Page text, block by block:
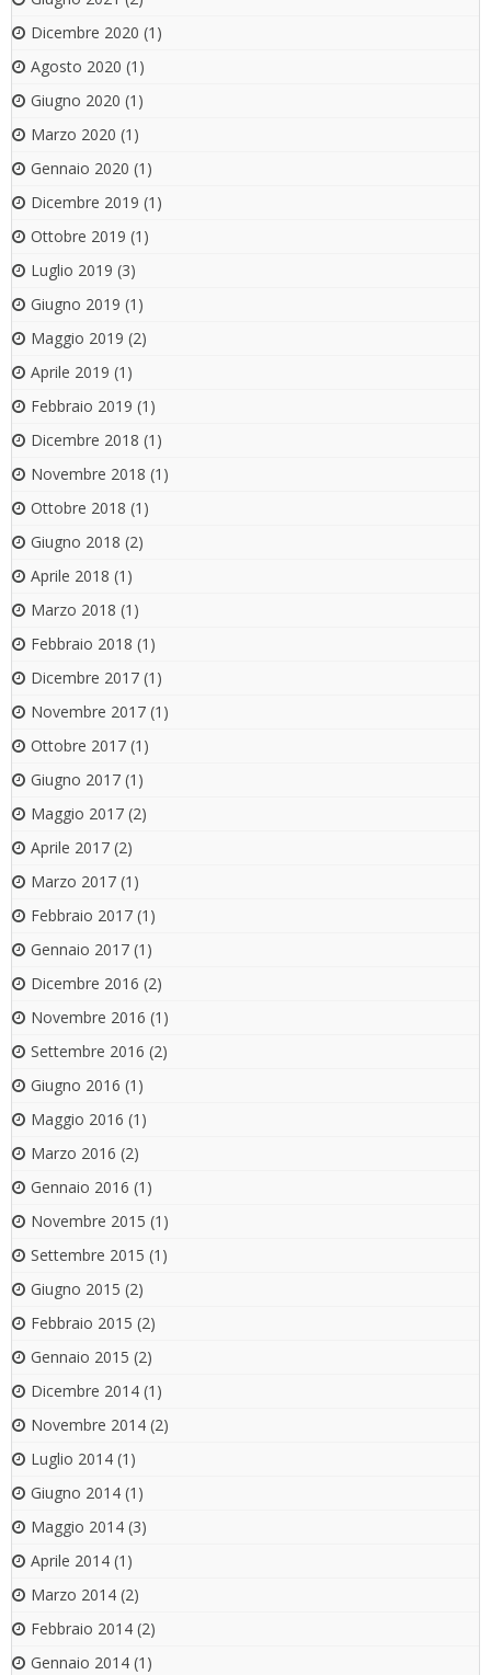
Dicembre 2020 (1)
Agosto 2020 (1)
Giugno 2020 (1)
Marzo 2020 (1)
Gennaio 2020 (1)
Dicembre 2019 (1)
Ottobre 2019 (1)
Luglio 2019 (3)
Giugno 2019 (1)
Maggio 2019 (2)
Aprile 2019 (1)
Febbraio 2019 (1)
Dicembre 2018 (1)
Novembre 2018 (1)
Ottobre 2018 (1)
Giugno 2018 (2)
Aprile 2018 (1)
Marzo 2018 (1)
Febbraio 2018 (1)
Dicembre 2017 (1)
Novembre 2017 (1)
Ottobre 2017 (1)
Giugno 2017 (1)
Maggio 2017 (2)
Aprile 2017 (2)
Marzo 2017 (1)
Febbraio 2017 (1)
Gennaio 2017 (1)
Dicembre 2016 (2)
Novembre 2016 (1)
Settembre 2016 (2)
Giugno 2016 (1)
Maggio 2016 (1)
Marzo 2016 (2)
Gennaio 2016 (1)
Novembre 2015 (1)
Settembre 2015 (1)
Giugno 2015 (2)
Febbraio 2015 (2)
Gennaio 2015 (2)
Dicembre 2014 (1)
Novembre 2014 (2)
Luglio 2014 (1)
Giugno 2014 (1)
Maggio 2014 (3)
Aprile 2014 (1)
Marzo 2014 (2)
Febbraio 2014 (2)
Gennaio 2014 (1)